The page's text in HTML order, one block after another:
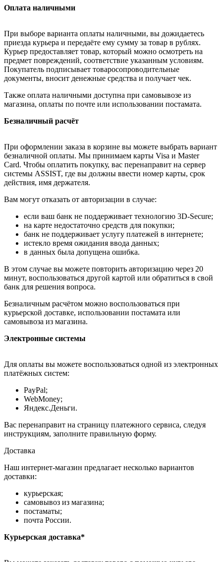
Оплата наличными
При выборе варианта оплаты наличными, вы дожидаетесь
приезда курьера и передаёте ему сумму за товар в рублях.
Курьер предоставляет товар, который можно осмотреть на
предмет повреждений, соответствие указанным условиям.
Покупатель подписывает товаросопроводительные
документы, вносит денежные средства и получает чек.
Также оплата наличными доступна при самовывозе из
магазина, оплаты по почте или использовании постамата.
Безналичный расчёт
При оформлении заказа в корзине вы можете выбрать вариант
безналичной оплаты. Мы принимаем карты Visa и Master
Card. Чтобы оплатить покупку, вас перенаправит на сервер
системы ASSIST, где вы должны ввести номер карты, срок
действия, имя держателя.
Вам могут отказать от авторизации в случае:
если ваш банк не поддерживает технологию 3D-Secure;
на карте недостаточно средств для покупки;
банк не поддерживает услугу платежей в интернете;
истекло время ожидания ввода данных;
в данных была допущена ошибка.
В этом случае вы можете повторить авторизацию через 20
минут, воспользоваться другой картой или обратиться в свой
банк для решения вопроса.
Безналичным расчётом можно воспользоваться при
курьерской доставке, использовании постамата или
самовывоза из магазина.
Электронные системы
Для оплаты вы можете воспользоваться одной из электронных
платёжных систем:
PayPal;
WebMoney;
Яндекс.Деньги.
Вас перенаправит на страницу платежного сервиса, следуя
инструкциям, заполните правильную форму.
Доставка
Наш интернет-магазин предлагает несколько вариантов
доставки:
курьерская;
самовывоз из магазина;
постаматы;
почта России.
Курьерская доставка*